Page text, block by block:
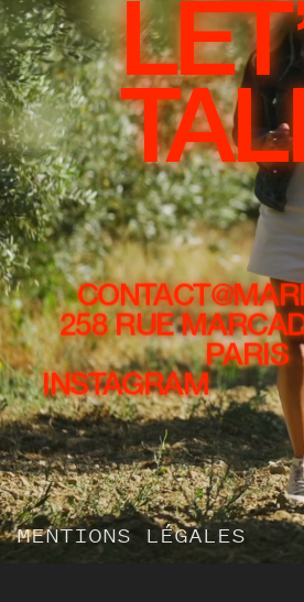
258 RUE
PARIS
INSTAGRAM
MENTIONS LÉGALES